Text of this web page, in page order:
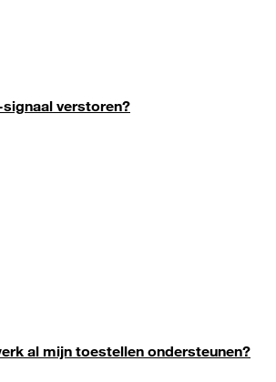
verstoren?
al mijn toestellen ondersteunen?